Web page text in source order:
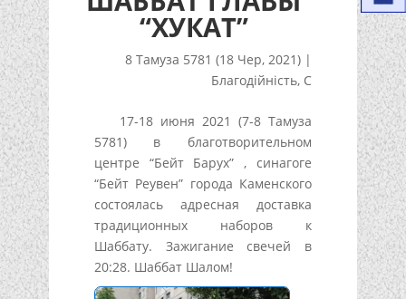
“ХУКАТ”
8 Тамуза 5781 (18 Чер, 2021) |
Благодійність, С
17-18 июня 2021 (7-8 Тамуза
5781) в благотворительном
центре “Бейт Барух” , синагоге
“Бейт Реувен” города Каменского
состоялась адресная доставка
традиционных наборов к
Шаббату. Зажигание свечей в
20:28. Шаббат Шалом!